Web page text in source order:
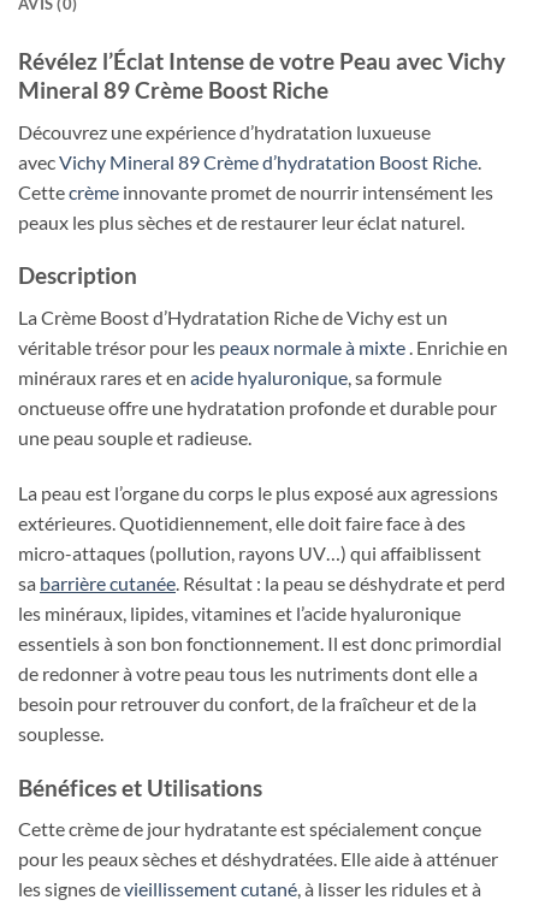
Révélez l’Éclat Intense de votre Peau avec Vichy
Mineral 89 Crème Boost Riche
Découvrez une expérience d’hydratation luxueuse
avecVichy Mineral 89 Crème d’hydratation Boost Riche
Cettecrème innovante promet de nourrir intensément les
peaux les plus sèches et de restaurer leur éclat naturel.
Description
La Crème Boost d’Hydratation Riche de Vichy est un
véritable trésor pour les peaux normale à mixte. Enrichie en
minéraux rares et en acide hyaluronique, sa formule
onctueuse offre une hydratation profonde et durable pour
une peau souple et radieuse.
La peau est l’organe du corps le plus exposé aux agressions
extérieures. Quotidiennement, elle doit faire face à des
micro-attaques (pollution, rayons UV…) qui affaiblissent
sa barrière cutanée . Résultat : la peau se déshydrate et perd
les minéraux, lipides, vitamines et l’acide hyaluronique
essentiels à son bon fonctionnement. Il est donc primordial
de redonner à votre peau tous les nutriments dont elle a
besoin pour retrouver du confort, de la fraîcheur et de la
souplesse.
Bénéfices et Utilisations
Cette crème de jour hydratante est spécialement conçue
pour les peaux sèches et déshydratées. Elle aide à atténuer
les signes devieillissement cutané, à lisser les ridules et à